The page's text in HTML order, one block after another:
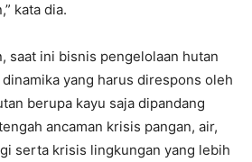
kata dia.
saat ini bisnis pengelolaan hutan
yang harus direspons oleh
berupa kayu saja dipandang
ancaman krisis pangan, air,
serta krisis lingkungan yang lebih